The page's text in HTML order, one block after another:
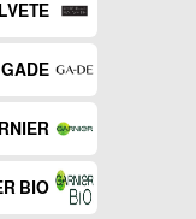
GADE
BIO